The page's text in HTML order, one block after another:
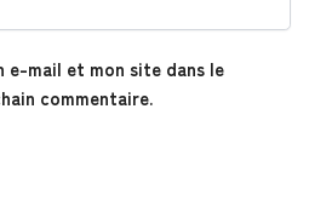
e-mail et mon site dans le
commentaire.